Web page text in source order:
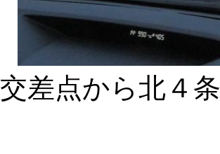
交差点から北４